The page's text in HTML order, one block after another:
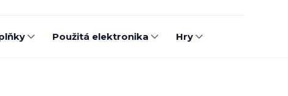
Použitá elektronika Hry